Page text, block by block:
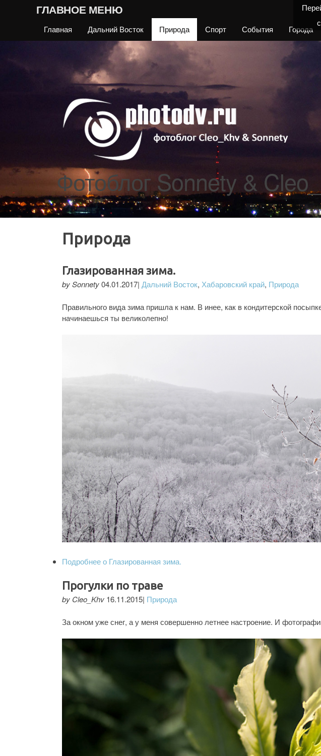
ГЛАВНОЕ МЕНЮ
Главная Дальний Восток Природа Спорт События Города
Фотоблог Sonnety &
Природа
Глазированная зима.
by Sonnety04.01.2017| Дальний Восток, Хабаровский край, Природа
Правильного вида зима пришла к нам. В инее, как в кондитерской
начинаешься ты великолепно!
Подробнеео Глазированная зима.
Прогулки по траве
by Cleo_Khv 16.11.2015| Природа
За окном уже снег, а у меня совершенно летнее настроение. И